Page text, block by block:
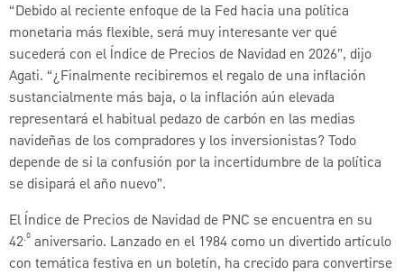
“Debido al reciente enfoque de la Fed hacia una política
monetaria más flexible, será muy interesante ver qué
sucederá con el Índice de Precios de Navidad en 2026”, dijo
Agati. “¿Finalmente recibiremos el regalo de una inflación
sustancialmente más baja, o la inflación aún elevada
representará el habitual pedazo de carbón en las medias
navideñas de los compradores y los inversionistas? Todo
depende de si la confusión por la incertidumbre de la política
se disipará el año nuevo”.
El Índice de Precios de Navidad de PNC se encuentra en su
42.º aniversario. Lanzado en el 1984 como un divertido artículo
con temática festiva en un boletín, ha crecido para convertirse